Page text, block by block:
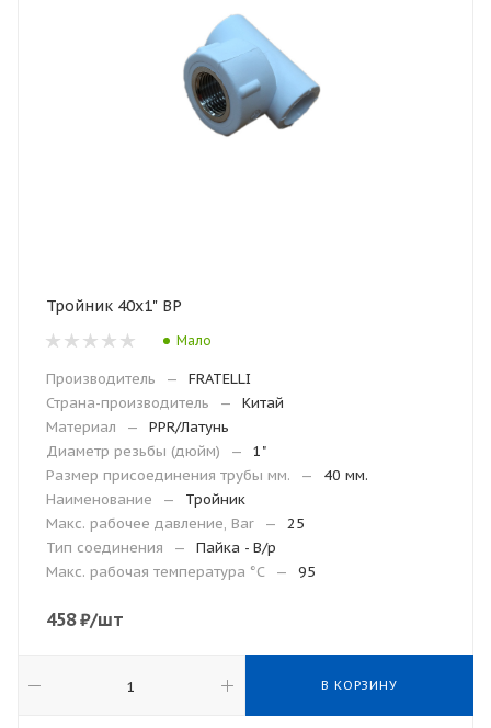
Тройник 40х1" ВР
Мало
Производитель —
FRATELLI
Страна-производитель
—
Китай
Материал
—
PPR/Латунь
Диаметр резьбы (дюйм)
—
1"
Размер присоединения трубы мм.
—
40 мм.
Наименование
—
Тройник
Макс. рабочее давление, Bar
—
25
Тип соединения
—
Пайка - В/р
Макc. рабочая температура °С
— 95
458₽/шт
В КОРЗИНУ